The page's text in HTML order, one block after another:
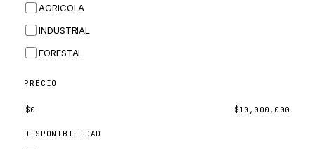
CORTECO
KUBOTA
MERLO
HYUNDAI
AGRICOLA
INDUSTRIAL
FORESTAL
PRECIO
$0 $10,000,000
DISPONIBILIDAD